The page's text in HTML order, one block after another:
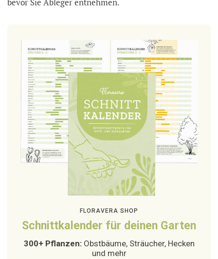
FLORAVERA SHOP
Schnittkalender für deinen Garten
300+ Pflanzen:Obstbäume, Sträucher, Hecken
und mehr